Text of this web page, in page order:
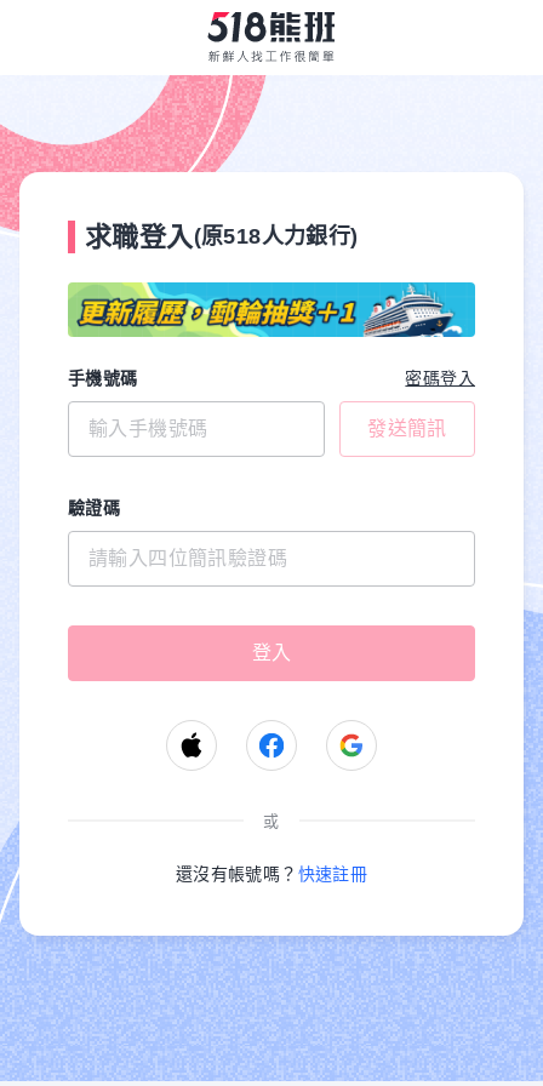
求職登入 (原518人力銀行)
手機號碼 密碼登入
發送簡訊
驗證碼
或
還沒有帳號嗎？ 快速註冊